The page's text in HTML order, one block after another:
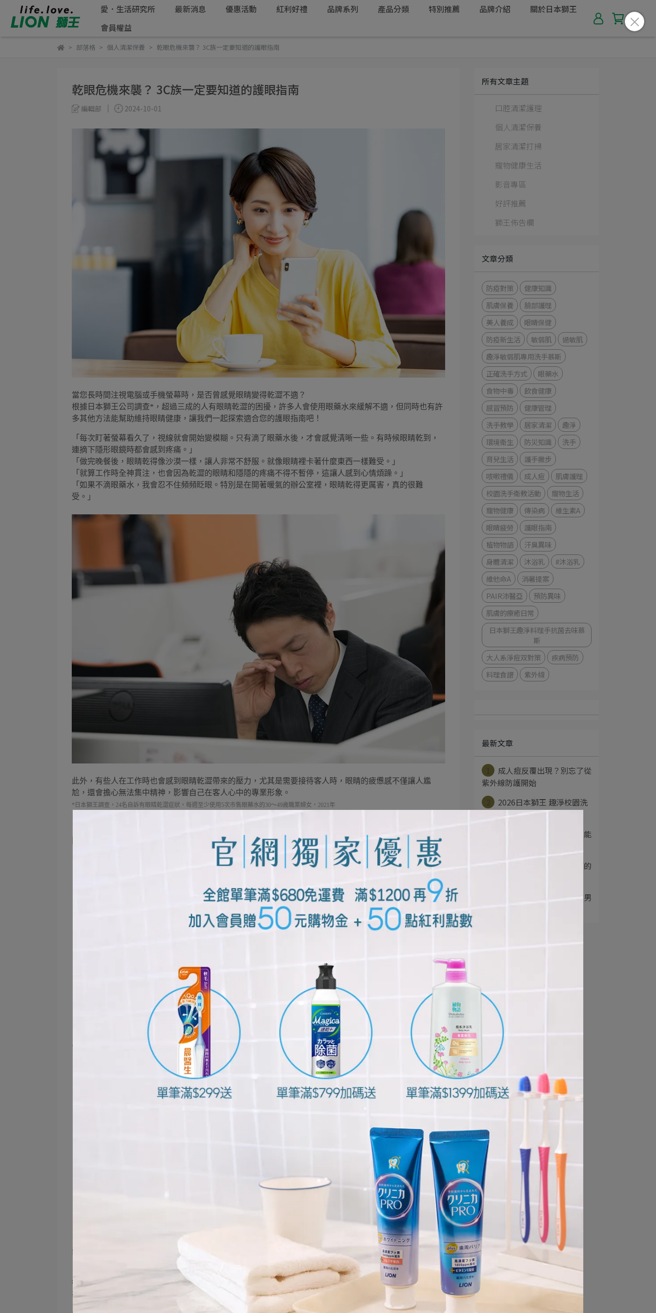
愛．生活研究所 最新消息 優惠活動 紅利好禮 品牌系列 產品分類 特別推薦 品牌介紹
關於日本獅王
會員權益
部落格 個人清潔保養 乾眼危機來襲？ 3C族一定要知道的護眼指南
乾眼危機來襲？ 3C族一定要知道的護眼指南
編輯部 2024-10-01
當您長時間注視電腦或手機螢幕時，是否曾感覺眼睛變得乾澀不適？
根據日本獅王公司調查*，超過三成的人有眼睛乾澀的困擾，許多人會使用眼藥水來緩解不適，但同時也有許
多其他方法能幫助維持眼睛健康，讓我們一起探索適合您的護眼指南吧！
「每次盯著螢幕看久了，視線就會開始變模糊。只有滴了眼藥水後，才會感覺清晰一些。有時候眼睛乾到，
連摘下隱形眼鏡時都會感到疼痛。」
「做完晚餐後，眼睛乾得像沙漠一樣，讓人非常不舒服。就像眼睛裡卡著什麼東西一樣難受。」
「就算工作時全神貫注，也會因為乾澀的眼睛和隱隱的疼痛不得不暫停，這讓人感到心情煩躁。」
「如果不滴眼藥水，我會忍不住頻頻眨眼。特別是在開著暖氣的辦公室裡，眼睛乾得更厲害，真的很難
受。」
此外，有些人在工作時也會感到眼睛乾澀帶來的壓力，尤其是需要接待客人時，眼睛的疲憊感不僅讓人尷
尬，還會擔心無法集中精神，影響自己在客人心中的專業形象。
*日本獅王調查，24名自訴有眼睛乾澀症狀，每週至少使用5次市售眼藥水的30〜49歳職業婦女，2021年
獅王調查，2,531名覺得眼睛乾澀20〜59歲男女，2020年
從調查中看出，眼睛乾澀問題不僅影響健康，還會導致工作表現下降，甚至讓人的情緒和表情變得陰鬱沮
喪。顯然，乾眼危機遠超我們的預期，也會對日常生活的各個方面產生不良影響。
所有文章主題
口腔清潔護理
個人清潔保養
居家清潔打掃
寵物健康生活
影音專區
好評推薦
獅王佈告欄
文章分類
防疫對策
健康知識
肌膚保養
臉部護理
美人養成
眼睛保健
防疫新生活
敏弱肌
過敏肌
趣淨敏弱肌專用洗手慕斯
正確洗手方式
眼藥水
食物中毒
飲食健康
感冒預防
健康管理
洗手教學
居家清潔
趣淨
環境衛生
防災知識
洗手
育兒生活
護手撇步
咳嗽禮儀
成人痘
肌膚護理
校園洗手衛教活動
寵物生活
寵物健康
傳染病
維生素A
眼睛疲勞
護眼指南
植物物語
汗臭異味
身體清潔
沐浴乳
#沐浴乳
維他命A
消暑提案
PAIR沛醫亞
預防異味
肌膚的療癒日常
日本獅王趣淨料理手抗菌去味慕
斯
大人系淨痘双對策
疾病預防
料理食譜
紫外線
最新文章
成人痘反覆出現？別忘了從
紫外線防護開始
2026日本獅王 趣淨校園洗
不想餐餐外食？一人份也能
春天忽冷忽熱？溫差季節的
痘痘一直來？５步驟搞定男